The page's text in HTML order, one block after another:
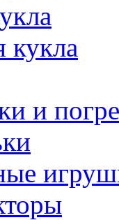
кукла
и